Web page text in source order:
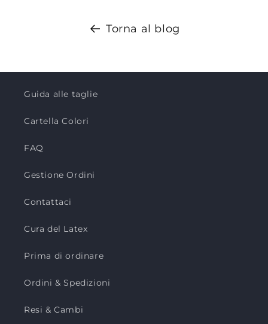
Torna al blog
Guida alle taglie
Cartella Colori
FAQ
Gestione Ordini
Contattaci
Cura del Latex
Prima di ordinare
Ordini & Spedizioni
Resi & Cambi